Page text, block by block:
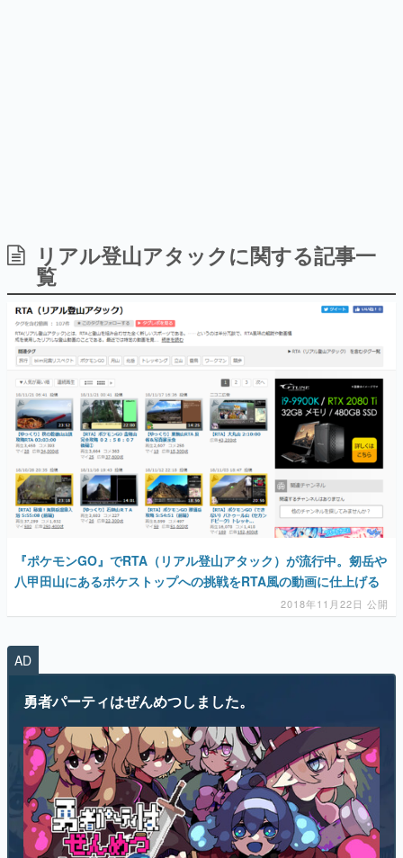
ゲーム開発者・hamatsu氏がゲームの魅力を画面や操作の
具体的な形から解き明かしていく、硬派で骨太な評論連載
ゲームが変えた日本語
「経験値」「裏技」「ラスボス」… ゲームにまつわる言葉
の起源や用法の変遷を、コンピューター文化史研究家・タ
イニーP氏が徹底調査。
カテゴリ
特集記事
女性向け
アプリレビュー
その他
電ファミニコゲーマーとは？
運営：株式会社マレ
リアル登山アタックに関する記事一
覧
『ポケモンGO』でRTA（リアル登山アタック）が流行中。剱岳や
八甲田山にあるポケストップへの挑戦をRTA風の動画に仕上げる
2018年11月22日 公開
AD
勇者パーティはぜんめつしました。